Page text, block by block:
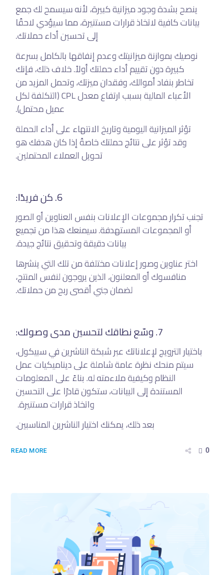
ينصح بشدة وجود ميزانية كبيرة، لأنه سيسمح لك جمع
بيانات كافية لاتخاذ قرارات مستنيرة، مما سيؤدي لاحقًا
إلى تحسين أداء حملاتك.
نوصيك بموازنة ميزانيتك وعدم إنفاقها بالكامل بسرعة
كبيرة دون تقييم أداء حملتك أولاً. خلاف ذلك، فإنك
تخاطر بنفاد أموالك، وفقدان ميزتك، وتحمل المزيد من
الأعباء المالية بسبب ارتفاع معدل CPL (التكلفة لكل
عميل محتمل).
تؤثر الميزانية اليومية وتاريخ الانتهاء على أداء الحملة
وقد تؤثر على نتائج حملتك خاصةً إذا كان هدفك هو
تحويل العملاء المحتملين.
6. كن فريدًا:
تجنب تكرار مجموعات الإعلانات بنفس العناوين أو الصور
أو المجموعات المستهدفة. سيمنعك هذا من تجميع
بيانات دقيقة وتحقيق نتائج جيدة.
اختر عناوين وصور إعلانات مختلفة من تلك التي ينشرها
منافسوك أو المعلنون، الذين يروجون لنفس المنتج،
لضمان جني أقصى ربح من حملاتك.
7. وسّع نطاقك لتحسين مدى وصولك:
باختيار الترويج لإعلاناتك عبر شبكة الناشرين في سبيكول،
سيتم منحك نظرة عامة شاملة على ديناميكيات عمل
النظام وكيفية ملاءمته له. بناءً على المعلومات
المستندة إلى البيانات، ستكون قادرًا على التحسين
واتخاذ قرارات مستنيرة.
بعد ذلك، يمكنك اختيار الناشرين المناسبين.
READ MORE 0